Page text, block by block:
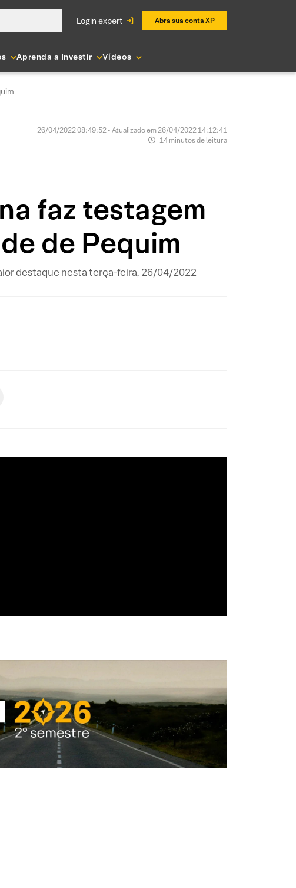
login expert Abra sua conta XP
Aprenda a Investir Vídeos
26/04/2022 08:49:52 • Atualizado em 26/04/2022 14:12:41
14 minutos de leitura
faz testagem
de Pequim
destaque nesta terça-feira, 26/04/2022